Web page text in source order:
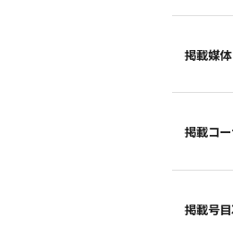
掲載媒体
掲載コ
掲載号